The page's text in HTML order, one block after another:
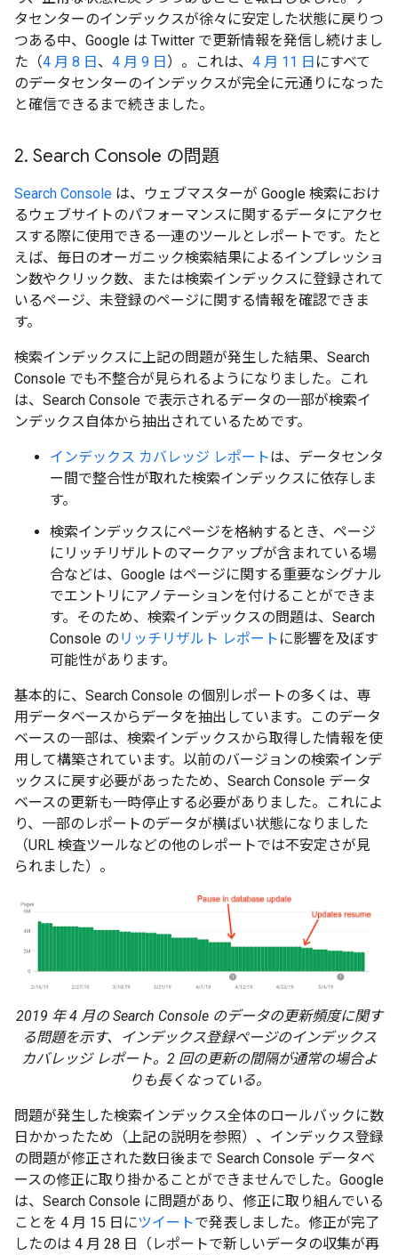
タセンターのインデックスが徐々に安定した状態に戻りつ
つある中、Google は Twitter で更新情報を発信し続けまし
た（4 月 8 日、 4 月 9 日）。これは、 4 月 11 日 にすべて
のデータセンターのインデックスが完全に元通りになった
と確信できるまで続きました。
2. Search Console の問題
Search Console は、ウェブマスターが Google 検索におけ
るウェブサイトのパフォーマンスに関するデータにアクセ
スする際に使用できる一連のツールとレポートです。たと
えば、毎日のオーガニック検索結果によるインプレッショ
ン数やクリック数、または検索インデックスに登録されて
いるページ、未登録のページに関する情報を確認できま
す。
検索インデックスに上記の問題が発生した結果、Search
Console でも不整合が見られるようになりました。これ
は、Search Console で表示されるデータの一部が検索イ
ンデックス自体から抽出されているためです。
インデックス カバレッジ レポートは、データセンタ
ー間で整合性が取れた検索インデックスに依存しま
す。
検索インデックスにページを格納するとき、ページ
にリッチリザルトのマークアップが含まれている場
合などは、Google はページに関する重要なシグナル
でエントリにアノテーションを付けることができま
す。そのため、検索インデックスの問題は、Search
Console の リッチリザルト レポート に影響を及ぼす
可能性があります。
基本的に、Search Console の個別レポートの多くは、専
用データベースからデータを抽出しています。このデータ
ベースの一部は、検索インデックスから取得した情報を使
用して構築されています。以前のバージョンの検索インデ
ックスに戻す必要があったため、Search Console データ
ベースの更新も一時停止する必要がありました。これによ
り、一部のレポートのデータが横ばい状態になりました
（URL 検査ツールなどの他のレポートでは不安定さが見
られました）。
2019 年 4 月の Search Console のデータの更新頻度に関す
る問題を示す、インデックス登録ページのインデックス
カバレッジ レポート。2 回の更新の間隔が通常の場合よ
りも長くなっている。
問題が発生した検索インデックス全体のロールバックに数
日かかったため（上記の説明を参照）、インデックス登録
の問題が修正された数日後まで Search Console データベ
ースの修正に取り掛かることができませんでした。Google
は、Search Console に問題があり、修正に取り組んでいる
ことを 4 月 15 日にツイートで発表しました。修正が完了
したのは 4 月 28 日（レポートで新しいデータの収集が再